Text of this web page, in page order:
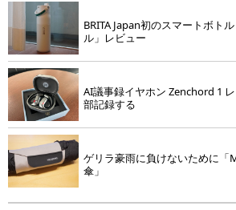
BRITA Japan初のスマートボト
ル」レビュー
AI議事録イヤホン Zenchord 1
部記録する
ゲリラ豪雨に負けないために「
傘」